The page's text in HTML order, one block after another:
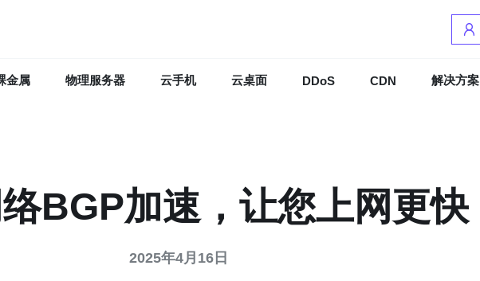
金属 物理服务器 云手机 云桌面 DDoS CDN 解决方案
BGP加速，让您上网更快
2025年4月16日